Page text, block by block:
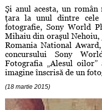
Şi anul acesta, un român
ţara la unul dintre cele
fotografie, Sony World
Mihaiu din oraşul
Romania National
concursului Sony
Fotografia „Alesul oilor”
imagine înscrisă de un
(18 martie 2015)